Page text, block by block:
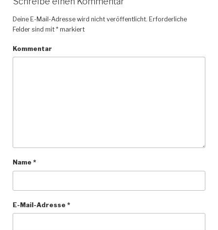
Deine E-Mail-Adresse wird nicht veröffentlicht. Erforderliche
Felder sind mit *markiert
Kommentar
Name *
E-Mail-Adresse *